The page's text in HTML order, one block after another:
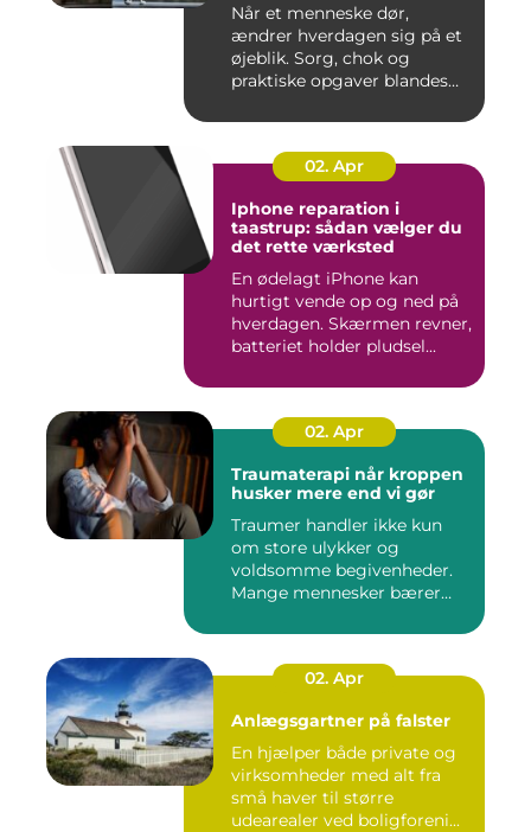
Når et menneske dør,
ændrer hverdagen sig på et
øjeblik. Sorg, chok og
praktiske opgaver blandes
02. Apr
Iphone reparation i
taastrup: sådan vælger du
det rette værksted
En ødelagt iPhone kan
hurtigt vende op og ned på
hverdagen. Skærmen revner,
batteriet holder pludsel...
02. Apr
Traumaterapi når kroppen
husker mere end vi gør
Traumer handler ikke kun
om store ulykker og
voldsomme begivenheder.
Mange mennesker bærer
02. Apr
Anlægsgartner på falster
En hjælper både private og
virksomheder med alt fra
små haver til større
udearealer ved boligforeni...